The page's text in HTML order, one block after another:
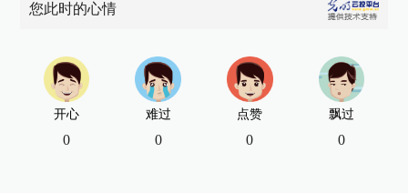
您此时的心情
开心
0
难过
0
点赞
0
飘过
0